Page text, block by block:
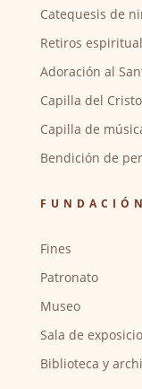
Catequesis de
Retiros
Adoración al
Capilla del
Capilla de
Bendición de
FUNDACIÓN
Fines
Patronato
Museo
Sala de
Biblioteca y